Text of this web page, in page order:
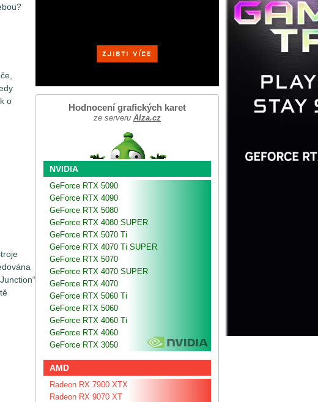
o
Hodnocení grafických karet
ze serveru Alza.cz
NVIDIA
GeForce RTX 5090
GeForce RTX 4090
GeForce RTX 5080
GeForce RTX 4080 SUPER
GeForce RTX 5070 Ti
GeForce RTX 4070 Ti SUPER
GeForce RTX 5070
GeForce RTX 4070 SUPER
GeForce RTX 4070
GeForce RTX 5060 Ti
GeForce RTX 5060
GeForce RTX 4060 Ti
GeForce RTX 4060
GeForce RTX 3050
AMD
Radeon RX 7900 XTX
Radeon RX 9070 XT